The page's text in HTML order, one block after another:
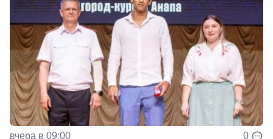
вчера в 09:00 0